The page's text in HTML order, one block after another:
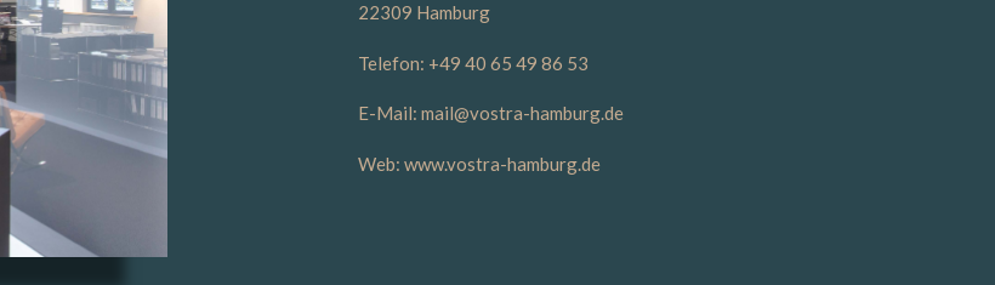
22309 Hamburg
Telefon: +49 40 65 49 86 53
E-Mail: mail@vostra-hamburg.de
Web: www.vostra-hamburg.de